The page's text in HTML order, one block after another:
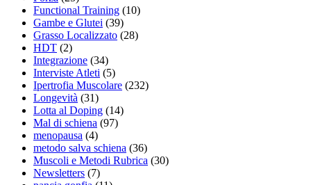
Functional Training (10)
Gambe e Glutei (39)
Grasso Localizzato (28)
HDT (2)
Integrazione (34)
Interviste Atleti (5)
Ipertrofia Muscolare (232)
Longevità (31)
Lotta al Doping (14)
Mal di schiena (97)
menopausa (4)
metodo salva schiena (36)
Muscoli e Metodi Rubrica (30)
Newsletters (7)